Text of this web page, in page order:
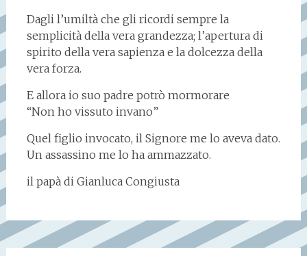
Dagli l’umiltà che gli ricordi sempre la
semplicità della vera grandezza; l’apertura di
spirito della vera sapienza e la dolcezza della
vera forza.
E allora io suo padre potrò mormorare
“Non ho vissuto invano”
Quel figlio invocato, il Signore me lo aveva dato.
Un assassino me lo ha ammazzato.
il papà di Gianluca Congiusta